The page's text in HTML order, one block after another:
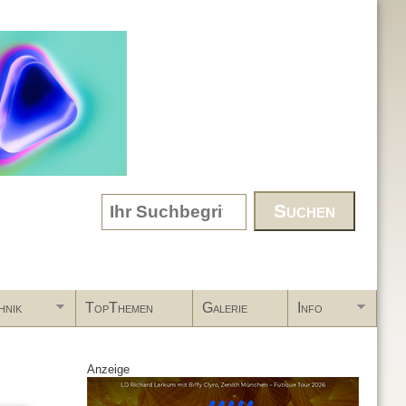
Search form
TopThemen Galerie Info
Anzeige